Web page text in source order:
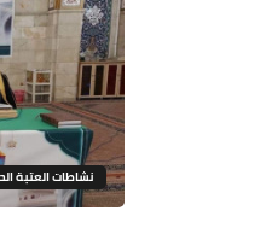
نشاطات العتبة